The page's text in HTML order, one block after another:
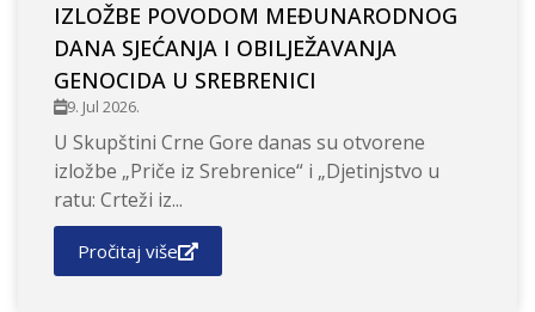
IZLOŽBE POVODOM MEĐUNARODNOG
DANA SJEĆANJA I OBILJEŽAVANJA
GENOCIDA U SREBRENICI
9. Jul 2026.
U Skupštini Crne Gore danas su otvorene
izložbe „Priče iz Srebrenice“ i „Djetinjstvo u
ratu: Crteži iz...
Pročitaj više